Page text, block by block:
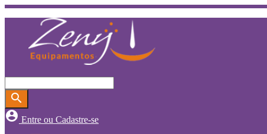
search
account_circle Entre ou Cadastre-se